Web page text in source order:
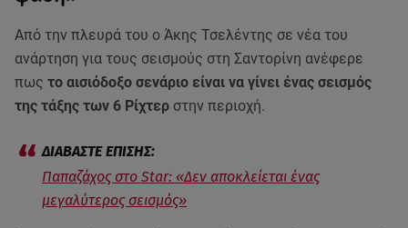
Από την πλευρά του ο Άκης Τσελέντης σε νέα του
ανάρτηση για τους σεισμούς στη Σαντορίνη ανέφερε
πως το αισιόδοξο σενάριο είναι να γίνει ένας σεισμός
της τάξης των 6 Ρίχτερ στην περιοχή.
Παπαζάχος στο Star: «Δεν αποκλείεται ένας
μεγαλύτερος σεισμός»